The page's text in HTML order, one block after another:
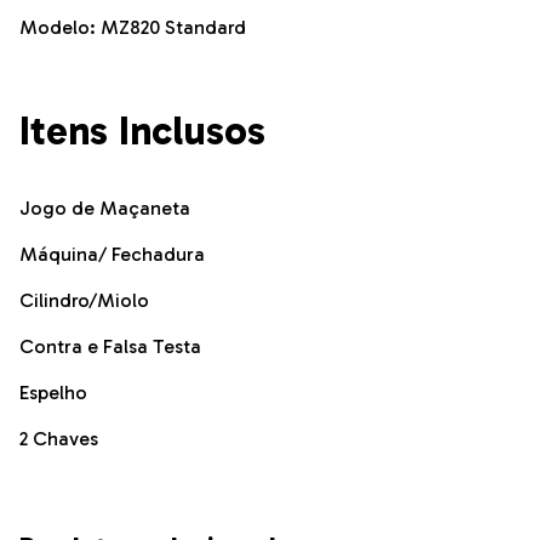
Modelo: MZ820 Standard
Itens Inclusos
Jogo de Maçaneta
Máquina/ Fechadura
Cilindro/Miolo
Contra e Falsa Testa
Espelho
2 Chaves